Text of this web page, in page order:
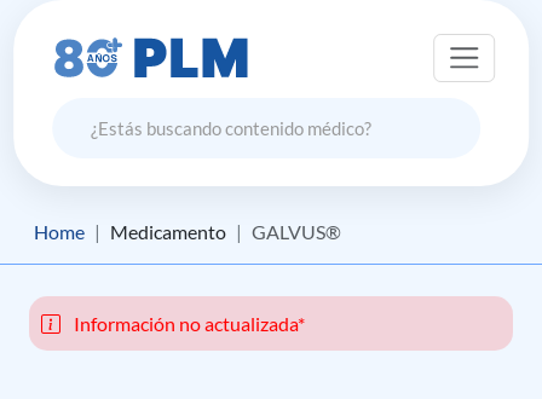
Home Medicamento GALVUS®
Información no actualizada*